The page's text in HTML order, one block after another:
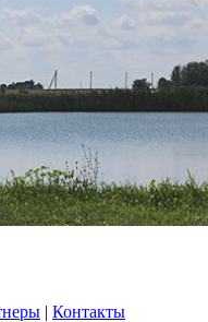
| Контакты